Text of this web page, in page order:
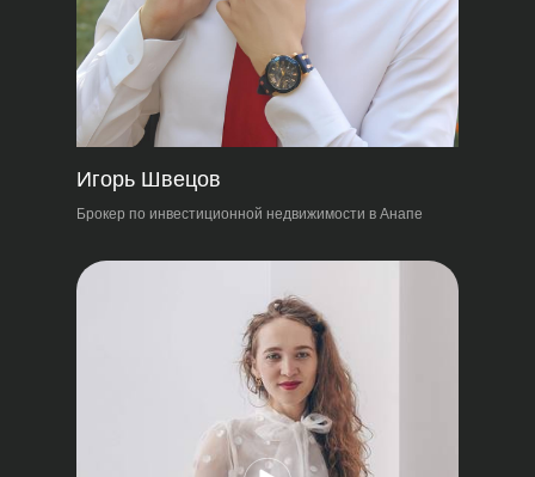
Брокер по инвестиционной недвижимости в Анапе
Игорь Швецов